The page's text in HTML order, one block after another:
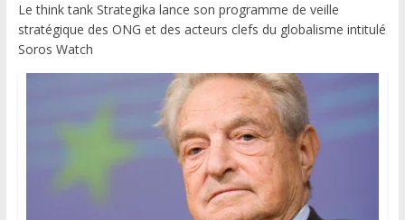
Le think tank Strategika lance son programme de veille
stratégique des ONG et des acteurs clefs du globalisme intitulé
Soros Watch